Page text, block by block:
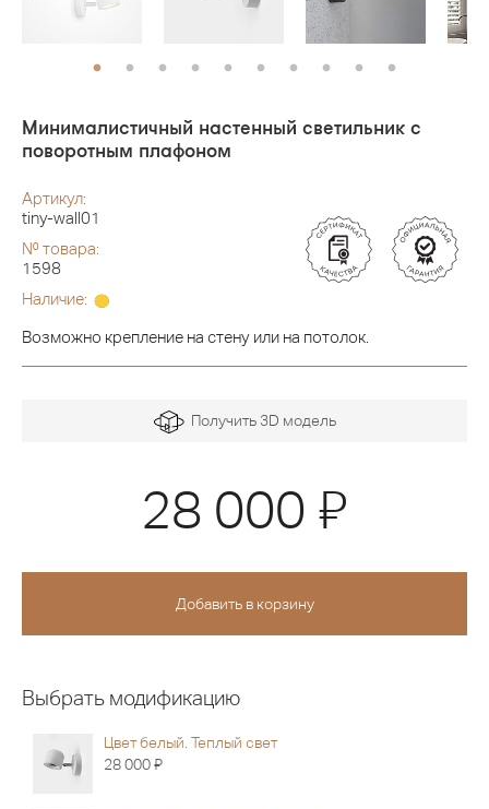
Минималистичный настенный светильник с
поворотным плафоном
Артикул:
tiny-wall01
№ товара:
1598
Наличие:
Возможно крепление на стену или на потолок.
Получить 3D модель
28 000 Я
Выбрать модификацию
Цвет белый. Теплый свет
28 000Я